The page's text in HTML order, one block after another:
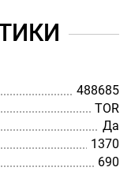
488685
TOR
Да
1370
690